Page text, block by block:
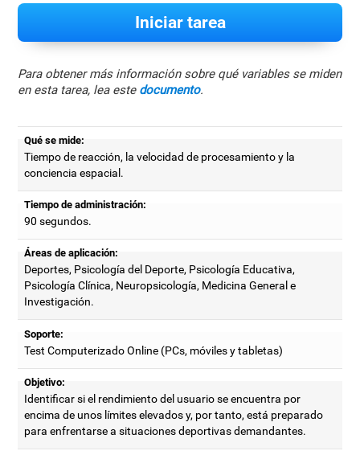
Iniciar tarea
Para obtener más información sobre qué variables se miden
en esta tarea, lea este documento.
Qué se mide:
Tiempo de reacción, la velocidad de procesamiento y la
conciencia espacial.
Tiempo de administración:
90 segundos.
Áreas de aplicación:
Deportes, Psicología del Deporte, Psicología Educativa,
Psicología Clínica, Neuropsicología, Medicina General e
Investigación.
Soporte:
Test Computerizado Online (PCs, móviles y tabletas)
Objetivo:
Identificar si el rendimiento del usuario se encuentra por
encima de unos límites elevados y, por tanto, está preparado
para enfrentarse a situaciones deportivas demandantes.